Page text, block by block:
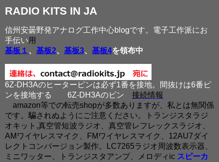
RADIO KITS IN JA
信州安曇野発アナログ工作中心blogです。電子工作派にお
手伝い用
基板１ 、 基板2、 基板3、 基板4を領布中
6Z-DH3Aのヒーターピンは必ず1番を接地。間抜けは6番ピ
ンを接地する
6Z-DH3Aのピン 接続情報
amazon等での転売shopが多数ありますが、私とは無関係
です。騙されぬようにご注意ください。トランジスタラジ
オキット,真空管短波ラジオ、真空管レフレックスラジオ、
AMワイヤレスマイク、FMワイヤレスマイク、12AU7ダイ
レクトコンバージョン製作。LC7265ラジオ周波数表示器、
ミニワッター、トランジスタアンプ、メロディic スピーカ